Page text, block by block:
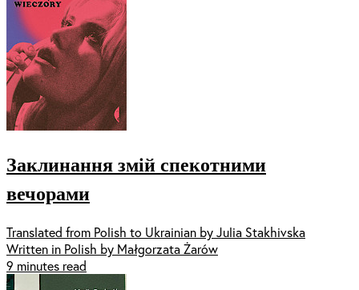
Заклинання змій спекотними
вечорами
Translated from Polish to Ukrainian by Julia Stakhivska
Written in Polish by Małgorzata Żarów
9 minutes read